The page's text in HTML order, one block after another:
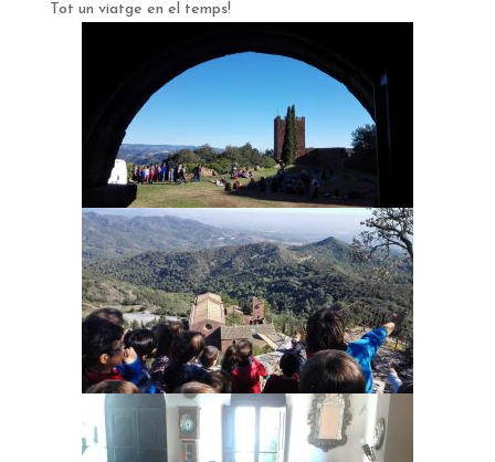
Tot un viatge en el temps!